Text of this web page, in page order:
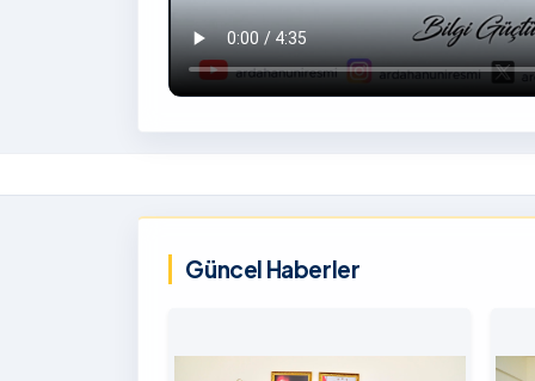
İzlemek
Tıklayınız
Güncel Haberler